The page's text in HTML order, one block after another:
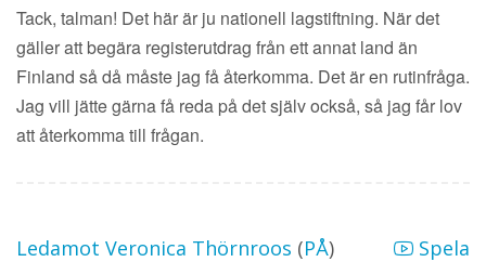
Tack, talman! Det här är ju nationell lagstiftning. När det
gäller att begära registerutdrag från ett annat land än
Finland så då måste jag få återkomma. Det är en rutinfråga.
Jag vill jätte gärna få reda på det själv också, så jag får lov
att återkomma till frågan.
Ledamot Veronica Thörnroos (PÅ)
Spela